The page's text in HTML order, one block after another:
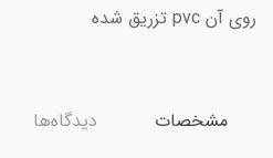
روی آن pvc تزریق شده
مشخصات دیدگاه‌ها